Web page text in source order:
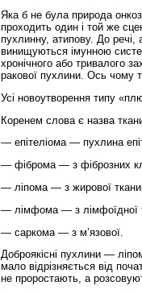
Яка б не була природа
проходить один і той же
пухлинну, атипову. До речі,
винищуються імунною
хронічного або тривалого
ракової пухлини. Ось чому
Усі новоутворення типу
Коренем слова є назва
— епітеліома — пухлина
— фіброма — з фіброзних
— ліпома — з жирової
— лімфома — з лімфоїдної
— саркома — з м’язової.
Доброякісні пухлини —
мало відрізняється від
не проростають, а